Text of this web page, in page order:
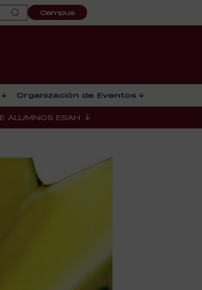
Campus
Organización de Eventos
ALUMNOS ESAH